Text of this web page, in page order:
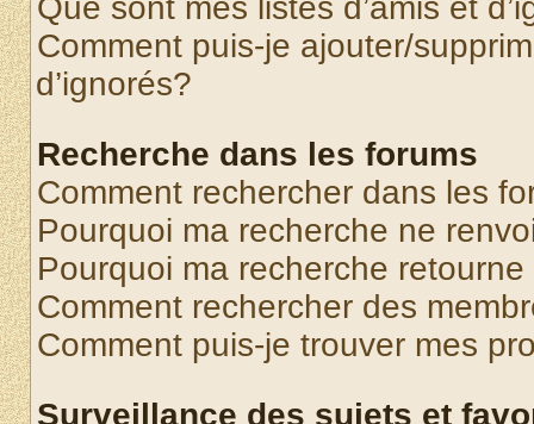
Que sont mes listes d’amis et
Comment puis-je ajouter/
d’ignorés?
Recherche dans les forums
Comment rechercher dans les
Pourquoi ma recherche ne
Pourquoi ma recherche
Comment rechercher des
Comment puis-je trouver mes
Surveillance des sujets et